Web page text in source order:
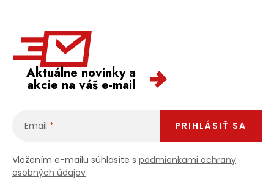
Aktuálne novinky a
akcie na váš e-mail
Email
Vložením e-mailu súhlasíte s podmienkami ochrany
osobných údajov
PRIHLÁSIŤ SA